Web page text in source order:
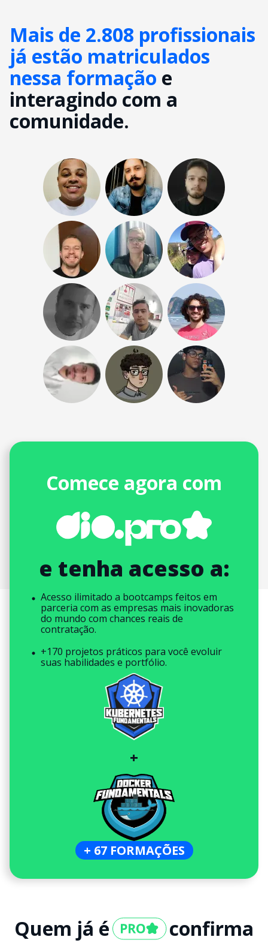
Mais de 2.808 profissionais
já estão matriculados
nessa formação e
interagindo com a
comunidade.
Comece agora com
e tenha acesso a:
Acesso ilimitado a bootcamps feitos em
parceria com as empresas mais inovadoras
do mundo com chances reais de
contratação.
+170 projetos práticos para você evoluir
suas habilidades e portfólio.
+
+ 67 FORMAÇÕES
Quem já é confirma